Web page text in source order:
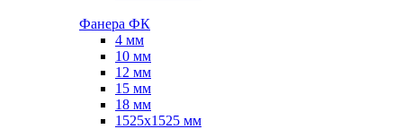
Фанера ФК
4 мм
10 мм
12 мм
15 мм
18 мм
1525х1525 мм